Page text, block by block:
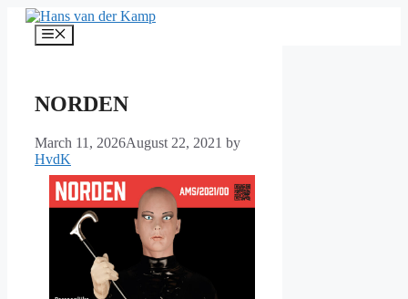
Skip
content
Menu
NORDEN
March 11, 2026August 22, 2021 by
HvdK